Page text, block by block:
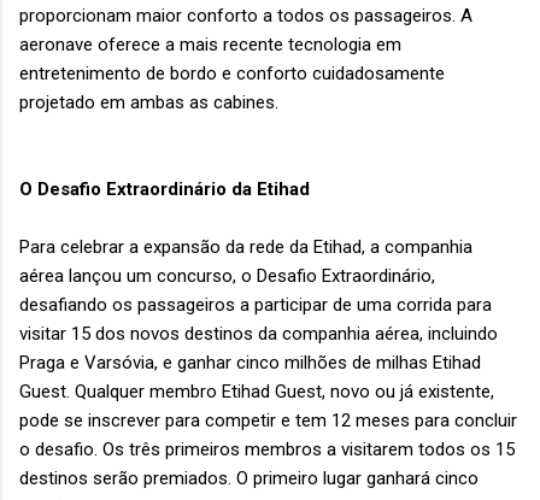
proporcionam maior conforto a todos os passageiros. A
aeronave oferece a mais recente tecnologia em
entretenimento de bordo e conforto cuidadosamente
projetado em ambas as cabines.
O Desafio Extraordinário da Etihad
Para celebrar a expansão da rede da Etihad, a companhia
aérea lançou um concurso, o Desafio Extraordinário,
desafiando os passageiros a participar de uma corrida para
visitar 15 dos novos destinos da companhia aérea, incluindo
Praga e Varsóvia, e ganhar cinco milhões de milhas Etihad
Guest. Qualquer membro Etihad Guest, novo ou já existente,
pode se inscrever para competir e tem 12 meses para concluir
o desafio. Os três primeiros membros a visitarem todos os 15
destinos serão premiados. O primeiro lugar ganhará cinco